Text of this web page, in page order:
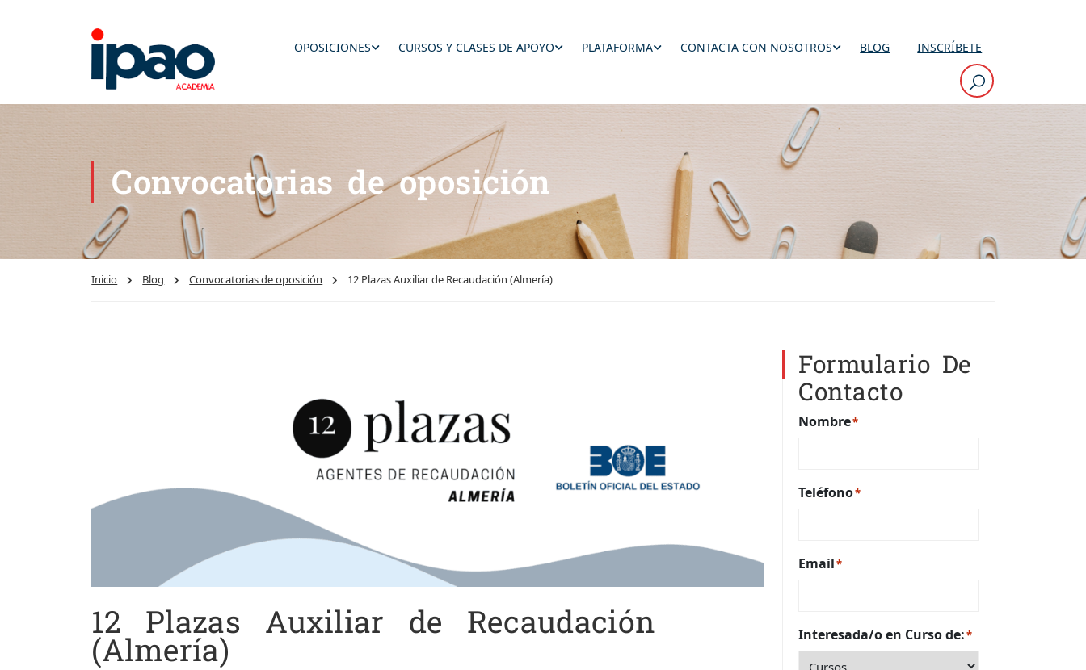
OPOSICIONES CURSOS Y CLASES DE APOYO PLATAFORMA CONTACTA CON NOSOTROS BLOG INSCRÍBETE
Convocatorias de oposición
Inicio Blog Convocatorias de oposición 12 Plazas Auxiliar de Recaudación (Almería)
12 Plazas Auxiliar de Recaudación
(Almería)
Formulario De
Contacto
Nombre*
Teléfono*
Email*
Interesada/o en Curso de:*